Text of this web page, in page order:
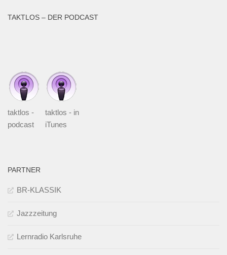
TAKTLOS – DER PODCAST
taktlos -
podcast
taktlos - in
iTunes
PARTNER
BR-KLASSIK
Jazzzeitung
Lernradio Karlsruhe